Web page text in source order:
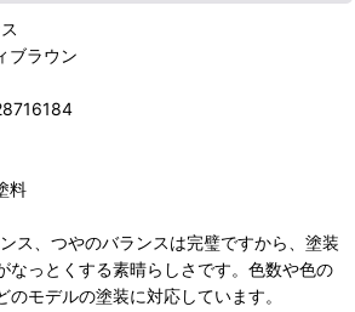
ブラウン
料
ス、つやのバランスは完璧ですから、塗装
なっとくする素晴らしさです。色数や色の
モデルの塗装に対応しています。